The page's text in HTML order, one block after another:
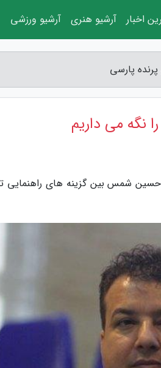
پارسی
نگه می داریم
حسین شمس بین گزینه های راهنمایی
اخبار آرشیو هنری آرشیو ورزشی